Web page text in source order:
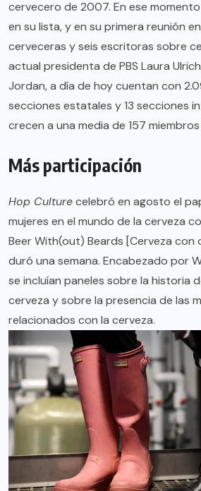
cervecero de 2007. En ese
en su lista, y en su primera reunión
cerveceras y seis escritoras sobre
actual presidenta de PBS Laura
Jordan, a día de hoy cuentan con
secciones estatales y 13 secciones
crecen a una media de 157
Más participación
Hop Culturecelebró en agosto el
mujeres en el mundo de la cerveza
Beer With(out) Beards [Cerveza con
duró una semana. Encabezado por
se incluían paneles sobre la historia
cerveza y sobre la presencia de las
relacionados con la cerveza.